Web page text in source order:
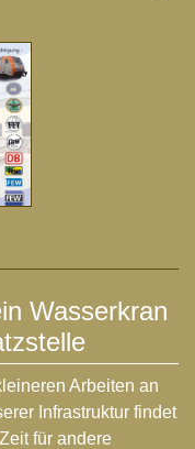
Wasserkran
Arbeiten an
Infrastruktur findet
für andere